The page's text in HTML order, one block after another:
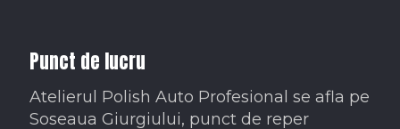
Punct de lucru
Atelierul Polish Auto Profesional se afla pe
Soseaua Giurgiului, punct de reper